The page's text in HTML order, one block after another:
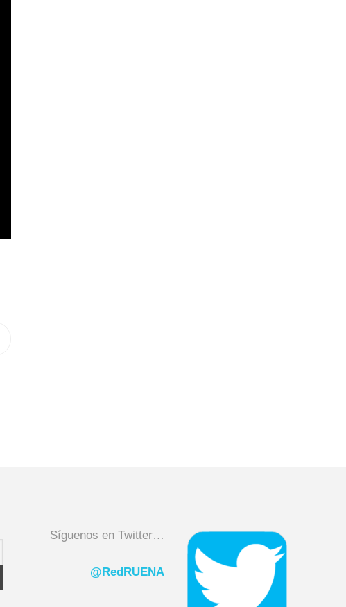
Síguenos en Twitter…
@RedRUENA